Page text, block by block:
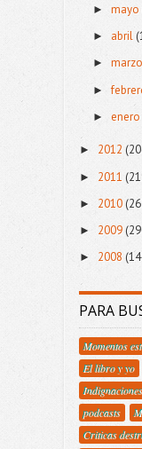
►mayo
► abril
►marzo
►
►enero
► 2012
► 2011
► 2010
► 2009
► 2008
PARA
Momentos
El libro y yo
Indignaciones
podcasts
Criticas